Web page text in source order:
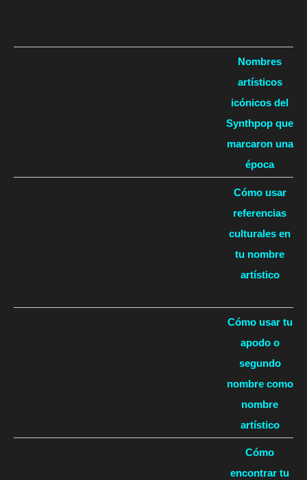
Nombres
artísticos
icónicos del
Synthpop que
marcaron una
época
Cómo usar
referencias
culturales en
tu nombre
artístico
Cómo usar tu
apodo o
segundo
nombre como
nombre
artístico
Cómo
encontrar tu